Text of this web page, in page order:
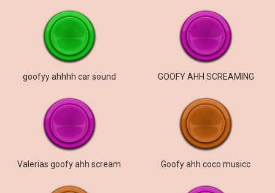
goofyy ahhhh car sound GOOFY AHH SCREAMING
Valerias goofy ahh scream Goofy ahh coco musicc